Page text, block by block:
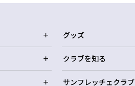
グッズ
クラブを知る
サンフレッチェクラブ